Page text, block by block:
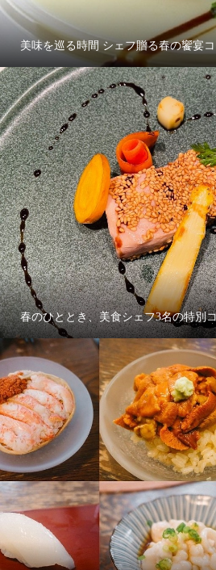
美味を巡る時間 シェフ贈る春の饗宴
春のひととき、美食シェフ3名の特別